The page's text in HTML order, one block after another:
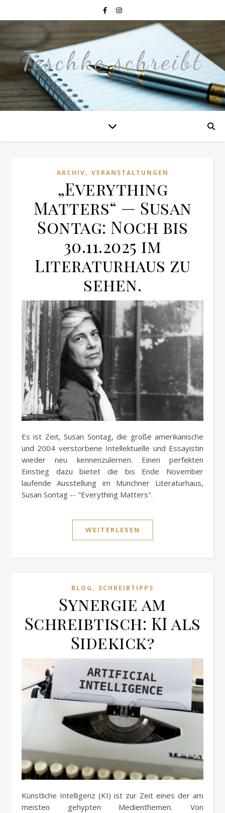
Teschke schreibt
ARCHIV, VERANSTALTUNGEN
„Everything
Matters“ — Susan
Sontag: Noch bis
30.11.2025 im
Literaturhaus zu
sehen.
Es ist Zeit, Susan Sontag, die große amerikanische
und 2004 verstorbene Intellektuelle und Essayistin
wieder neu kennenzulernen. Einen perfekten
Einstieg dazu bietet die bis Ende November
laufende Ausstellung im Münchner Literaturhaus,
Susan Sontag -- "Everything Matters".
WEITERLESEN
BLOG , SCHREIBTIPPS
Synergie am
Schreibtisch: KI als
Sidekick?
Künstliche Intelligenz (KI) ist zur Zeit eines der am
meisten gehypten Medienthemen. Von